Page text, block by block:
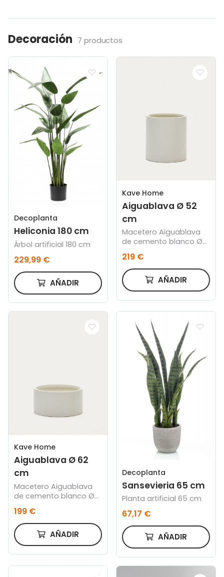
Decoración 7 productos
Decoplanta
Heliconia 180 cm
Árbol artificial 180 cm
229,99 €
AÑADIR
Kave Home
Aiguablava Ø 52
cm
Macetero Aiguablava
de cemento blanco Ø
52 cm
219 €
AÑADIR
Kave Home
Aiguablava Ø 62
cm
Macetero Aiguablava
de cemento blanco Ø
62 cm
199 €
AÑADIR
Decoplanta
Sansevieria 65 cm
Planta artificial 65 cm
67,17 €
AÑADIR